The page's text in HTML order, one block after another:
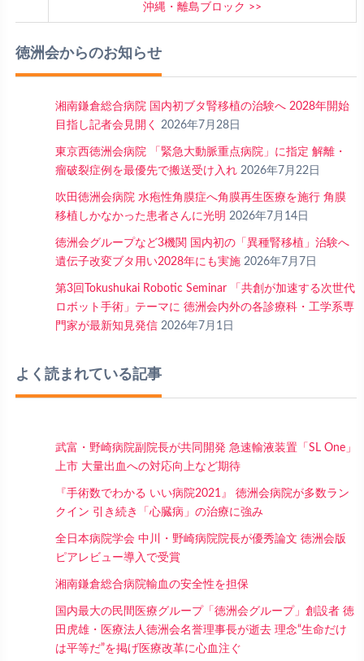
沖縄・離島ブロック
徳洲会からのお知らせ
湘南鎌倉総合病院 国内初ブタ腎移植の治験へ 2028年開始
目指し記者会見開く
2026年7月28日
東京西徳洲会病院 「緊急大動脈重点病院」に指定 解離・
瘤破裂症例を最優先で搬送受け入れ 2026年7月22日
吹田徳洲会病院 水疱性角膜症へ角膜再生医療を施行 角膜
移植しかなかった患者さんに光明 2026年7月14日
徳洲会グループなど3機関 国内初の「異種腎移植」治験へ
遺伝子改変ブタ用い2028年にも実施 2026年7月7日
第3回Tokushukai Robotic Seminar 「共創が加速する次世代
ロボット手術」テーマに 徳洲会内外の各診療科・工学系専
門家が最新知見発信 2026年7月1日
よく読まれている記事
武富・野崎病院副院長が共同開発 急速輸液装置「SL One」
上市 大量出血への対応向上など期待
『手術数でわかる いい病院2021』 徳洲会病院が多数ラン
クイン 引き続き「心臓病」の治療に強み
全日本病院学会 中川・野崎病院院長が優秀論文 徳洲会版
ピアレビュー導入で受賞
湘南鎌倉総合病院輸血の安全性を担保
国内最大の民間医療グループ「徳洲会グループ」創設者 徳
田虎雄・医療法人徳洲会名誉理事長が逝去 理念“生命だけ
は平等だ”を掲げ医療改革に心血注ぐ